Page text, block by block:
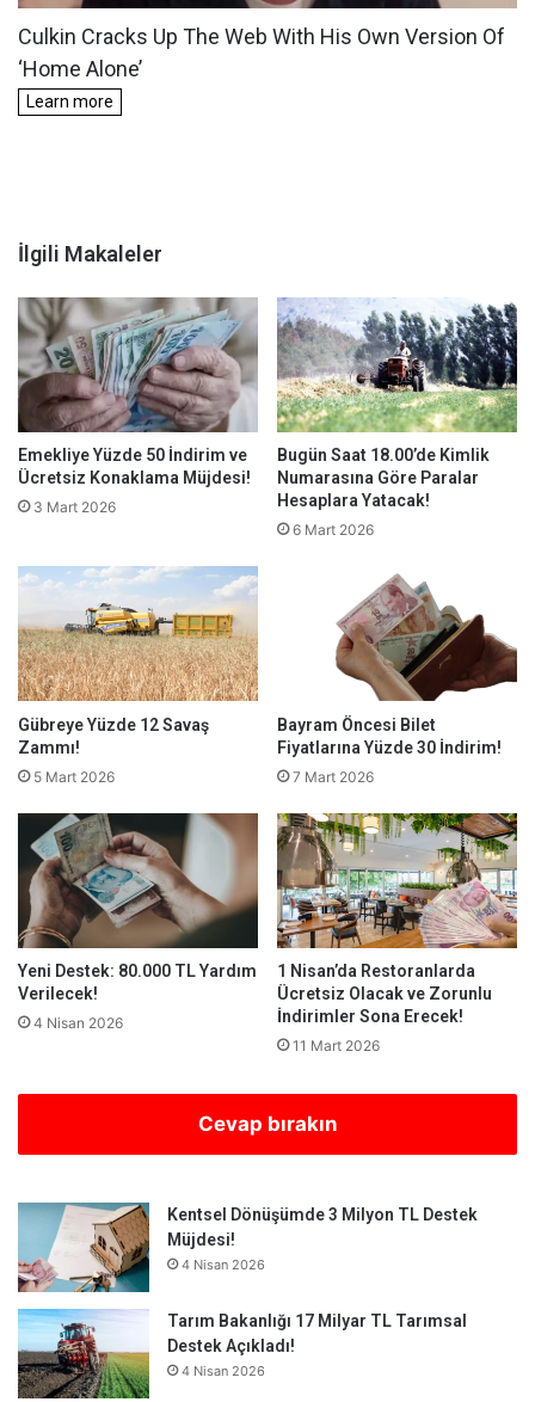
İlgili Makaleler
Emekliye Yüzde 50 İndirim ve
Ücretsiz Konaklama Müjdesi!
3 Mart 2026
Bugün Saat 18.00’de Kimlik
Numarasına Göre Paralar
Hesaplara Yatacak!
6 Mart 2026
Gübreye Yüzde 12 Savaş
Zammı!
5 Mart 2026
Bayram Öncesi Bilet
Fiyatlarına Yüzde 30 İndirim!
7 Mart 2026
Yeni Destek: 80.000 TL Yardım
Verilecek!
4 Nisan 2026
1 Nisan’da Restoranlarda
Ücretsiz Olacak ve Zorunlu
İndirimler Sona Erecek!
11 Mart 2026
Cevap bırakın
Kentsel Dönüşümde 3 Milyon TL Destek
Müjdesi!
4 Nisan 2026
Tarım Bakanlığı 17 Milyar TL Tarımsal
Destek Açıkladı!
4 Nisan 2026